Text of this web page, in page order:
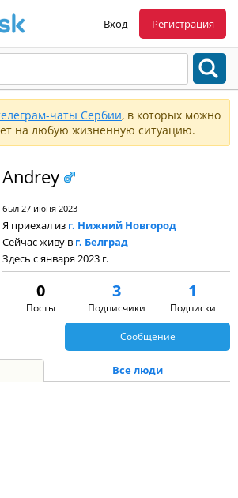
Вход Регистрация
чаты Сербии, в которых можно
на любую жизненную ситуацию.
Andrey
был 27 июня 2023
Я приехал из г. Нижний Новгород
Сейчас живу в г. Белград
Здесь с января 2023 г.
0
Посты
3
Подписчики
1
Подписки
Сообщение
Все люди